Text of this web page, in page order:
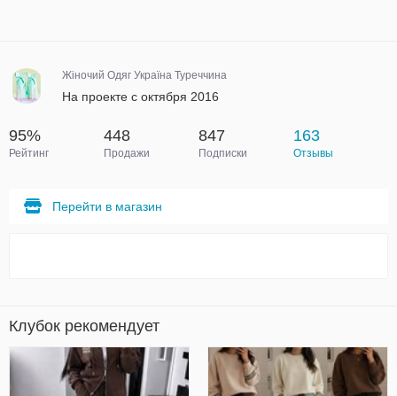
Жіночий Одяг Україна Туреччина
На проекте с октября 2016
95%
Рейтинг
448
Продажи
847
Подписки
163
Отзывы
Перейти в магазин
Клубок рекомендует